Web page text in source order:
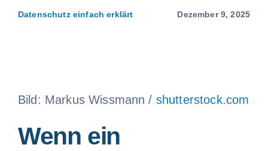
Datenschutz einfach erklärt Dezember 9, 2025
Bild: Markus Wissmann / shutterstock.com
Wenn ein